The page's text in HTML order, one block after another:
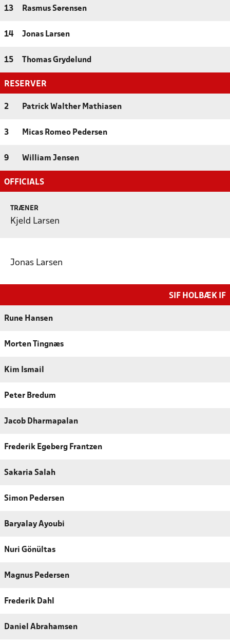
13 Rasmus Sørensen
14 Jonas Larsen
15 Thomas Grydelund
RESERVER
2 Patrick Walther Mathiasen
3 Micas Romeo Pedersen
9 William Jensen
OFFICIALS
TRÆNER
Kjeld Larsen
Jonas Larsen
SIF HOLBÆK IF
Rune Hansen
Morten Tingnæs
Kim Ismail
Peter Bredum
Jacob Dharmapalan
Frederik Egeberg Frantzen
Sakaria Salah
Simon Pedersen
Baryalay Ayoubi
Nuri Gönültas
Magnus Pedersen
Frederik Dahl
Daniel Abrahamsen